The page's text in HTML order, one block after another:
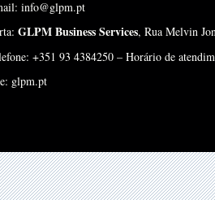
info@glpm.pt
GLPM Business Services, Rua Melvin
+351 93 4384250 – Horário de
glpm.pt